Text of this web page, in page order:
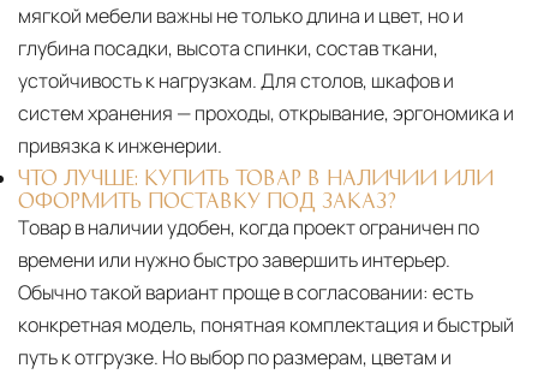
мягкой мебели важны не только длина и цвет, но и
глубина посадки, высота спинки, состав ткани,
устойчивость к нагрузкам. Для столов, шкафов и
систем хранения — проходы, открывание, эргономика и
привязка к инженерии.
ЧТО ЛУЧШЕ: КУПИТЬ ТОВАР В НАЛИЧИИ ИЛИ
ОФОРМИТЬ ПОСТАВКУ ПОД ЗАКАЗ?
Товар в наличии удобен, когда проект ограничен по
времени или нужно быстро завершить интерьер.
Обычно такой вариант проще в согласовании: есть
конкретная модель, понятная комплектация и быстрый
путь к отгрузке. Но выбор по размерам, цветам и